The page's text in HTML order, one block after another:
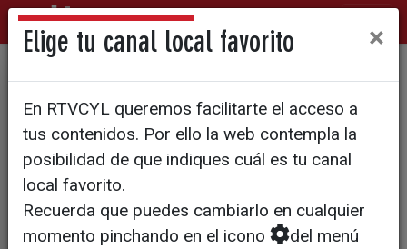
El nacimiento de Ivy Ferrer
Elige tu canal local favorito ×
En RTVCYL queremos facilitarte el acceso a
tus contenidos. Por ello la web contempla la
posibilidad de que indiques cuál es tu canal
local favorito.
Recuerda que puedes cambiarlo en cualquier
momento pinchando en el icono
del menú